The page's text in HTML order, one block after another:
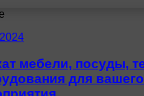
мебели, посуды,
для